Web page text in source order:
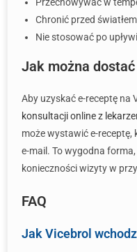
Chronić przed
Nie stosować po
Jak można
Aby uzyskać e-receptę na
konsultacji online z
może wystawić e-
e-mail. To wygodna
konieczności wizyty w
FAQ
Jak Vicebrol